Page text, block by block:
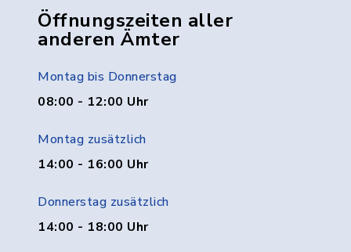
Öffnungszeiten aller
anderen Ämter
Montag bis Donnerstag
08:00 - 12:00 Uhr
Montag zusätzlich
14:00 - 16:00 Uhr
Donnerstag zusätzlich
14:00 - 18:00 Uhr